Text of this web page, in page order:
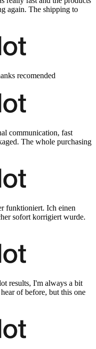
again. The shipping to
recomended
communication, fast
The whole purchasing
funktioniert. Ich einen
sofort korrigiert wurde.
results, I'm always a bit
of before, but this one